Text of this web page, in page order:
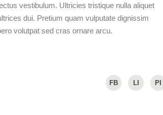
vestibulum. Ultricies tristique nulla aliquet
dui. Pretium quam vulputate dignissim
volutpat sed cras ornare arcu.
FB LI PI